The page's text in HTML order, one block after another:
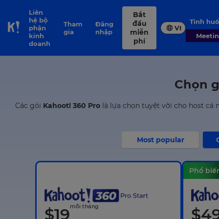
Skip to Page content
Liên
hệ bộ
phận
kinh
doanh
Tham
gia
Đăng
nhập
Bắt
đầu
miễn
phí
VI
Tình
Chọn
Các gói Kahoot! 360 Pro là lựa chọn tuyệt vời cho host cá
Most popular
$19mỗi tháng
Phổ
$